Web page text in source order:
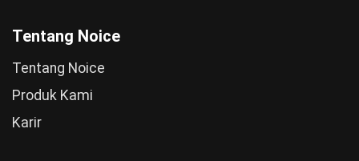
Tentang Noice
Tentang Noice
Produk Kami
Karir